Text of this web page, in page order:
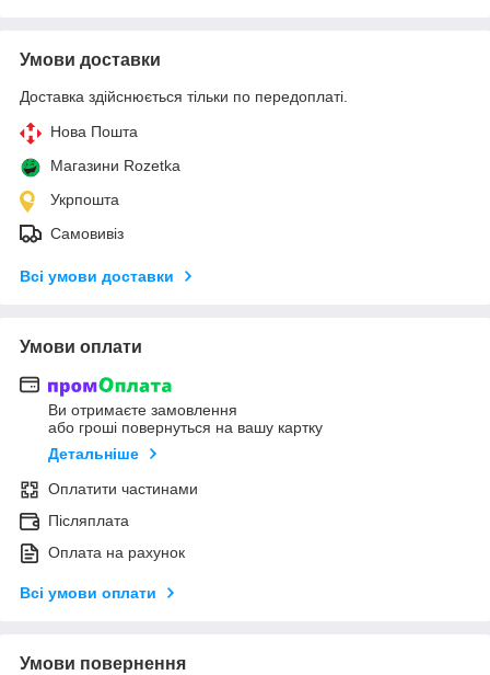
Умови доставки
Доставка здійснюється тільки по передоплаті.
Нова Пошта
Магазини Rozetka
Укрпошта
Самовивіз
Всі умови доставки
Умови оплати
Ви отримаєте замовлення
або гроші повернуться на вашу картку
Детальніше
Оплатити частинами
Післяплата
Оплата на рахунок
Всі умови оплати
Умови повернення